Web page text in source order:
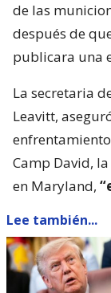
de las
después de
publicara una
La secretaria
Leavitt,
Camp David,
en Maryland,
Lee también...